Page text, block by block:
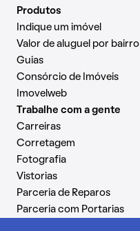
Produtos
Indique um imóvel
Valor de aluguel por bairro
Guias
Consórcio de Imóveis
Imovelweb
Trabalhe com a gente
Carreiras
Corretagem
Fotografia
Vistorias
Parceria de Reparos
Parceria com Portarias